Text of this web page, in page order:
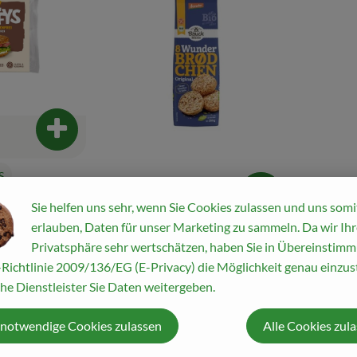
glutenfrei
Produkt zum Warenkorb hinzufügen
, Preis:
4,29 €
Wunderbrödchen Original
glutenfrei
, Herkunft:
Produkt zum
, Preis:
4,29
, Herkunft:
Sie helfen uns sehr, wenn Sie Cookies zulassen und uns
erlauben, Daten für unser Marketing zu sammeln. Da wir
Privatsphäre sehr wertschätzen, haben Sie in
2009/136/EG (E-Privacy) die Möglichkeit genau
Dienstleister Sie Daten weitergeben.
Cookies zulassen Alle Cookies